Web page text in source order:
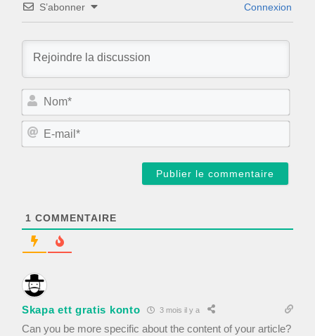
S’abonner Connexion
N
m
E
1 COMMENTAIRE
Skapa ett gratis konto 3 mois il y a
Can you be more specific about the content of your article?